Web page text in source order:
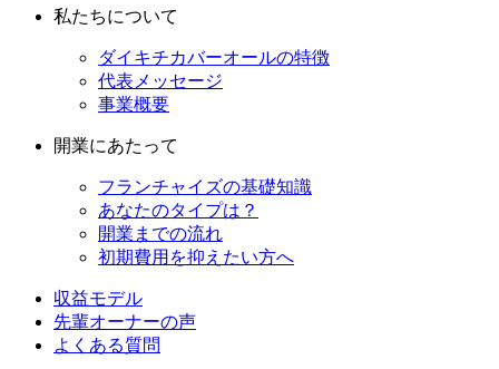
私たちについて
ダイキチカバーオールの特徴
代表メッセージ
事業概要
開業にあたって
フランチャイズの基礎知識
あなたのタイプは？
開業までの流れ
初期費用を抑えたい方へ
収益モデル
先輩オーナーの声
よくある質問